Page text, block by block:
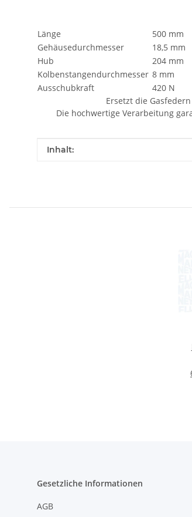
Länge
500 mm
Gehäusedurchmesser
18,5 mm
Hub
204 mm
Kolbenstangendurchmesser 8 mm
Ausschubkraft
420 N
Ersetzt die
Die hochwertige Verarbeitung
Produkteigenschaft
Wert
Inhalt:
Gesetzliche Informationen
AGB